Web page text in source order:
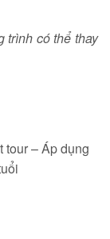
trình có thể thay
tour – Áp dụng